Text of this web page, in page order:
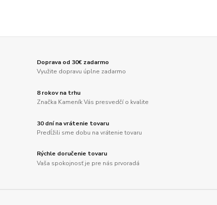
Doprava od 30€ zadarmo
Využite dopravu úplne zadarmo
8 rokov na trhu
Značka Kameník Vás presvedčí o kvalite
30 dní na vrátenie tovaru
Predĺžili sme dobu na vrátenie tovaru
Rýchle doručenie tovaru
Vaša spokojnosť je pre nás prvoradá